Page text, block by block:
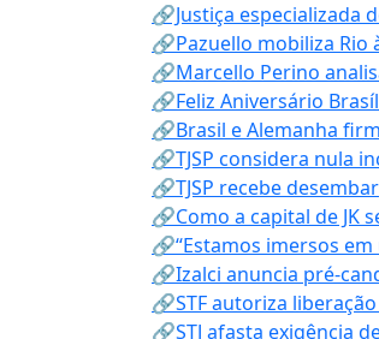
🔗Justiça especializada
🔗Pazuello mobiliza Rio
🔗Marcello Perino
🔗Feliz Aniversário
🔗Brasil e Alemanha
🔗TJSP considera nula
🔗TJSP recebe
🔗Como a capital de JK
🔗“Estamos imersos
🔗Izalci anuncia pré-
🔗STF autoriza
🔗STJ afasta exigência